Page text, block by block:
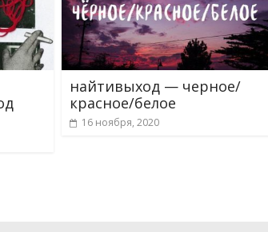
найтивыход — черное/
красное/белое
16 ноября, 2020